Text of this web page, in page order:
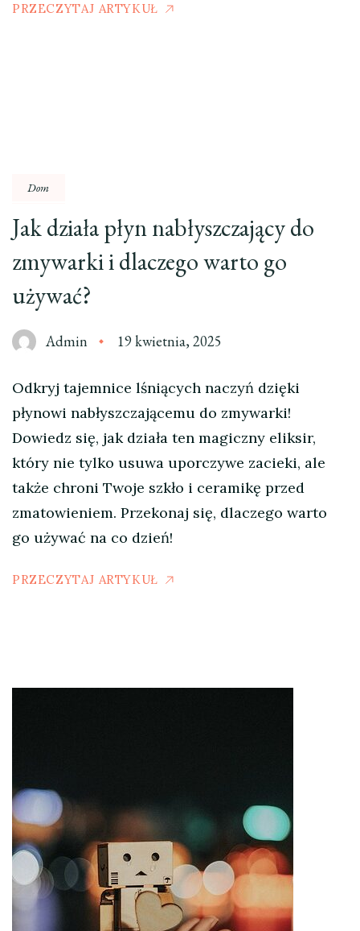
PRZECZYTAJ ARTYKUŁ
Dom
Jak działa płyn nabłyszczający do
zmywarki i dlaczego warto go
używać?
Admin 19 kwietnia, 2025
Odkryj tajemnice lśniących naczyń dzięki
płynowi nabłyszczającemu do zmywarki!
Dowiedz się, jak działa ten magiczny eliksir,
który nie tylko usuwa uporczywe zacieki, ale
także chroni Twoje szkło i ceramikę przed
zmatowieniem. Przekonaj się, dlaczego warto
go używać na co dzień!
PRZECZYTAJ ARTYKUŁ